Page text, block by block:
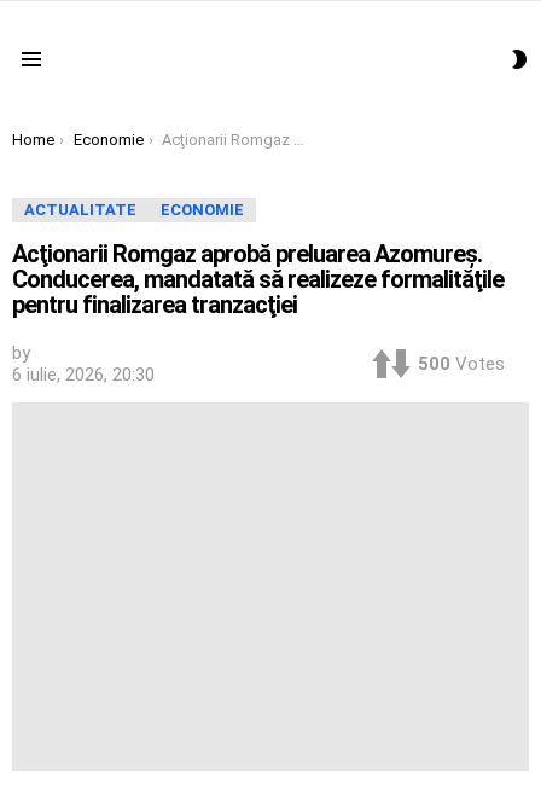
You are here:
Home Economie Acţionarii Romgaz aprobă preluarea Azomureş. Conducerea, mandatată să realizeze formalităţile pentru finalizarea tranzacţiei
ACTUALITATE ECONOMIE
Acţionarii Romgaz aprobă preluarea Azomureş.
Conducerea, mandatată să realizeze formalităţile
pentru finalizarea tranzacţiei
by
6 iulie, 2026, 20:30
500 Votes